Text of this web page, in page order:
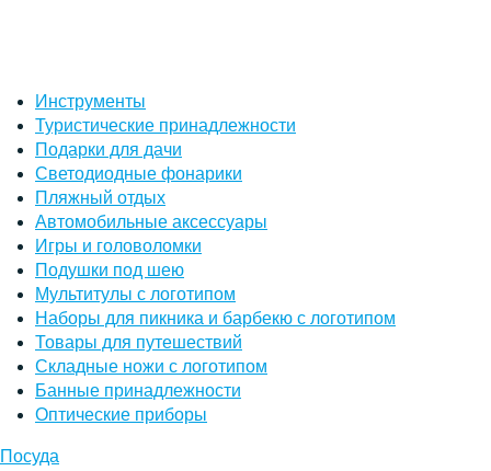
Инструменты
Туристические принадлежности
Подарки для дачи
Светодиодные фонарики
Пляжный отдых
Автомобильные аксессуары
Игры и головоломки
Подушки под шею
Мультитулы с логотипом
Наборы для пикника и барбекю с логотипом
Товары для путешествий
Складные ножи с логотипом
Банные принадлежности
Оптические приборы
Посуда